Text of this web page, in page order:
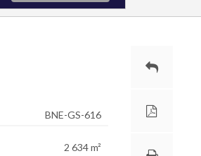
BNE-GS-616
2 634 m²